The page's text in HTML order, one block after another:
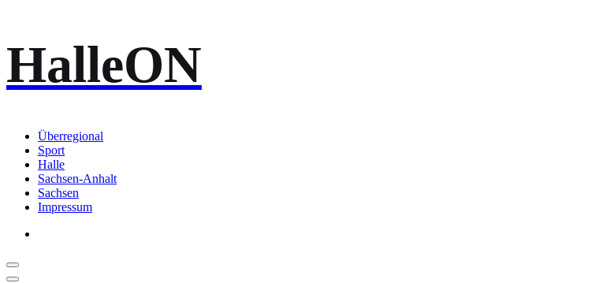
Inhalt
springen
HalleON
Überregional
Sport
Halle
Sachsen-Anhalt
Sachsen
Impressum